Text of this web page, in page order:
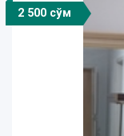
2 500 сўм